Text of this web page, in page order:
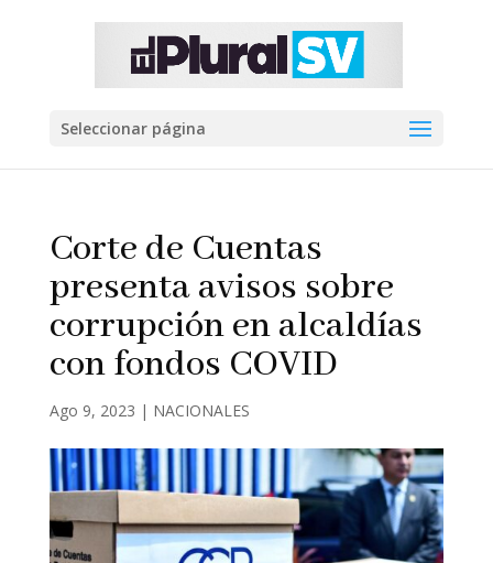
Seleccionar página
Corte de Cuentas
presenta avisos sobre
corrupción en alcaldías
con fondos COVID
Ago 9, 2023 | NACIONALES